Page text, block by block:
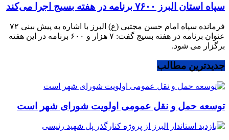
سپاه استان البرز ۷۶۰۰ برنامه در هفته بسیج اجرا می‌کند
فرمانده سپاه امام حسن مجتبی (ع) البرز با اشاره به پیش بینی ۷۲
عنوان برنامه در هفته بسیج گفت: ۷ هزار و ۶۰۰ برنامه در این هفته
برگزار می شود.
جدیدترین مطالب
توسعه حمل و نقل عمومی اولویت شورای شهر است